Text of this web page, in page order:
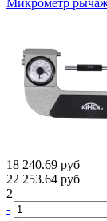
18 240.69 руб
22 253.64 руб
2
-